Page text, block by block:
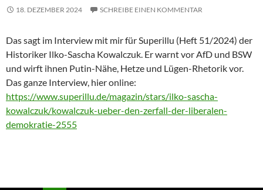
18. DEZEMBER 2024 SCHREIBE EINEN KOMMENTAR
Das sagt im Interview mit mir für Superillu (Heft 51/2024) der
Historiker Ilko-Sascha Kowalczuk. Er warnt vor AfD und BSW
und wirft ihnen Putin-Nähe, Hetze und Lügen-Rhetorik vor.
Das ganze Interview, hier online:
https://www.superillu.de/magazin/stars/ilko-sascha-
kowalczuk/kowalczuk-ueber-den-zerfall-der-liberalen-
demokratie-2555